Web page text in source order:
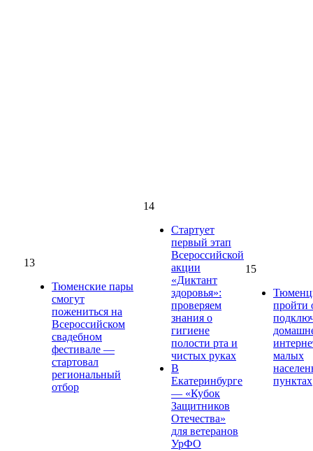
13
Тюменские пары
смогут
пожениться на
Всероссийском
свадебном
фестивале —
стартовал
региональный
отбор
14
Стартует
первый этап
Всероссийской
акции
«Диктант
здоровья»:
проверяем
знания о
гигиене
полости рта и
чистых руках
В
Екатеринбурге
— «Кубок
Защитников
Отечества»
для ветеранов
УрФО
15
пройти
малых
пунктах